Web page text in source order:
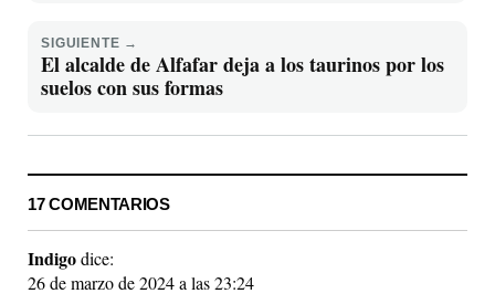
SIGUIENTE →
El alcalde de Alfafar deja a los taurinos por los
suelos con sus formas
17 COMENTARIOS
Indigodice:
26 de marzo de 2024 a las 23:24